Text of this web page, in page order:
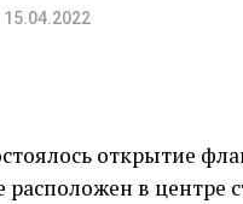
15.04.2022
открытие
в центре